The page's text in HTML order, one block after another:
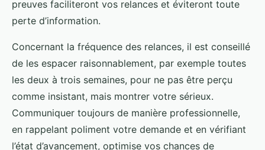
preuves faciliteront vos relances et éviteront toute
perte d’information.
Concernant la fréquence des relances, il est conseillé
de les espacer raisonnablement, par exemple toutes
les deux à trois semaines, pour ne pas être perçu
comme insistant, mais montrer votre sérieux.
Communiquer toujours de manière professionnelle,
en rappelant poliment votre demande et en vérifiant
l’état d’avancement, optimise vos chances de